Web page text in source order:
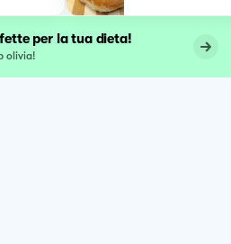
per la tua dieta!
olivia!